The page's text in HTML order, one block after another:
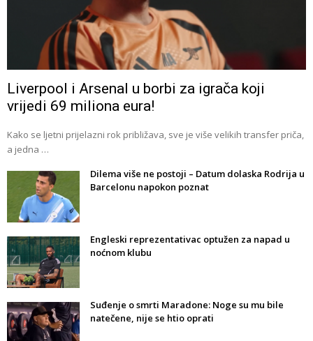
Liverpool i Arsenal u borbi za igrača koji
vrijedi 69 miliona eura!
Kako se ljetni prijelazni rok približava, sve je više velikih transfer priča,
a jedna …
Dilema više ne postoji – Datum dolaska Rodrija u
Barcelonu napokon poznat
Engleski reprezentativac optužen za napad u
noćnom klubu
Suđenje o smrti Maradone: Noge su mu bile
natečene, nije se htio oprati